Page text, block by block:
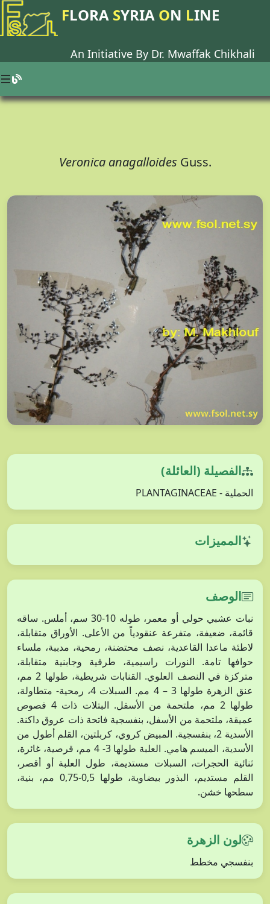
FLORA SYRIA ON LINE
An Initiative By Dr. Mwaffak Chikhali
Veronica anagalloides Guss.
الفصيلة (العائلة)
الحملية - PLANTAGINACEAE
المميزات
الوصف
نبات عشبي حولي أو معمر، طوله 10-30 سم، أملس. ساقه
قائمة، ضعيفة، متفرعة عنقودياً من الأعلى. الأوراق متقابلة،
لاطئة ماعدا القاعدية، نصف محتضنة، رمحية، مدببة، ملساء
حوافها تامة. النورات راسيمية، طرفية وجابنية متقابلة،
متركزة في النصف العلوي. القنابات شريطية، طولها 2 مم،
عنق الزهرة طولها 3 – 4 مم. السبلات 4، رمحية- متطاولة،
طولها 2 مم، ملتحمة من الأسفل. البتلات ذات 4 فصوص
عميقة، ملتحمة من الأسفل، بنفسجية فاتحة ذات عروق داكنة.
الأسدية 2، بنفسجية. المبيض كروي، كربلتين، القلم أطول من
الأسدية، الميسم هامي. العلبة طولها 3- 4 مم، قرصية، غائرة،
ثنائية الحجرات، السبلات مستديمة، طول العلبة أو أقصر،
القلم مستديم، البذور بيضاوية، طولها 0,5-0,75 مم، بنية،
سطحها خشن.
لون الزهرة
بنفسجي مخطط